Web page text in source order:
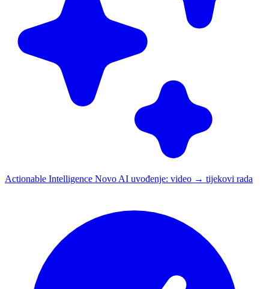
Actionable Intelligence Novo AI uvođenje: video → tijekovi rada